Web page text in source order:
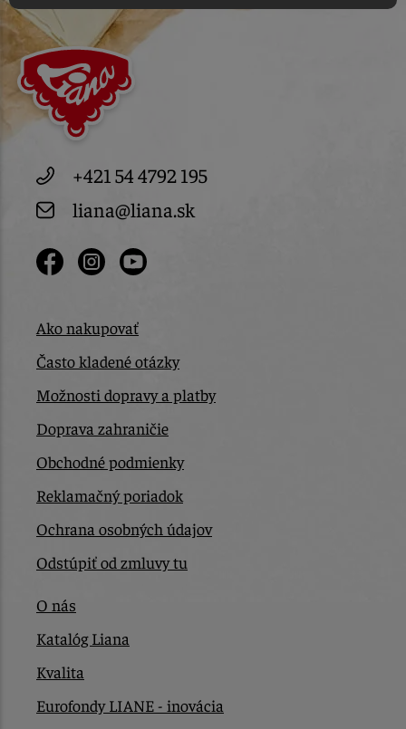
+421 54 4792 195
liana@liana.sk
Ako nakupovať
Často kladené otázky
Možnosti dopravy a platby
Doprava zahraničie
Obchodné podmienky
Reklamačný poriadok
Ochrana osobných údajov
Odstúpiť od zmluvy tu
O nás
Katalóg Liana
Kvalita
Eurofondy LIANE - inovácia